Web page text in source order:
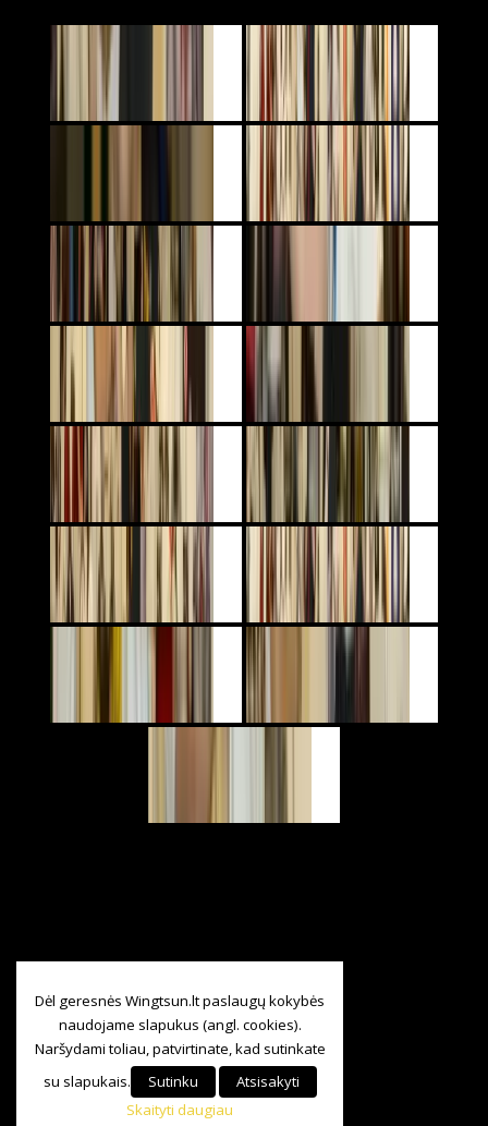
Dėl geresnės Wingtsun.lt paslaugų kokybės
naudojame slapukus (angl. cookies).
Naršydami toliau, patvirtinate, kad sutinkate
su slapukais.
Sutinku
Atsisakyti
Skaityti daugiau